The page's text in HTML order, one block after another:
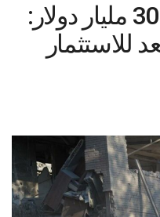
صندوق استثمار بـ 300 مليار دولار:
للاستثمار